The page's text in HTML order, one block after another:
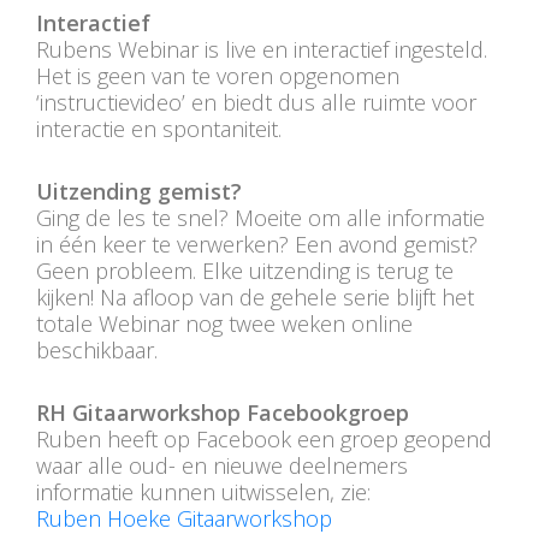
Interactief
Rubens Webinar is live en interactief ingesteld.
Het is geen van te voren opgenomen
‘instructievideo’ en biedt dus alle ruimte voor
interactie en spontaniteit.
Uitzending gemist?
Ging de les te snel? Moeite om alle informatie
in één keer te verwerken? Een avond gemist?
Geen probleem. Elke uitzending is terug te
kijken! Na afloop van de gehele serie blijft het
totale Webinar nog twee weken online
beschikbaar.
RH Gitaarworkshop Facebookgroep
Ruben heeft op Facebook een groep geopend
waar alle oud- en nieuwe deelnemers
informatie kunnen uitwisselen, zie:
Ruben Hoeke Gitaarworkshop